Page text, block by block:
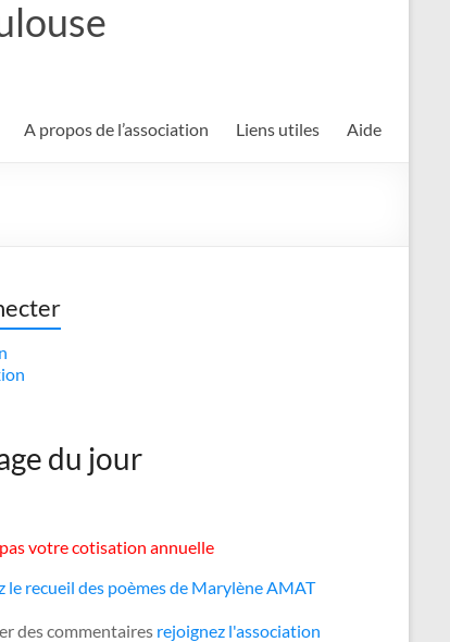
A propos de l’association Liens utiles Aide
du jour
votre cotisation annuelle
le recueil des poèmes de Marylène AMAT
des commentaires rejoignez l'association